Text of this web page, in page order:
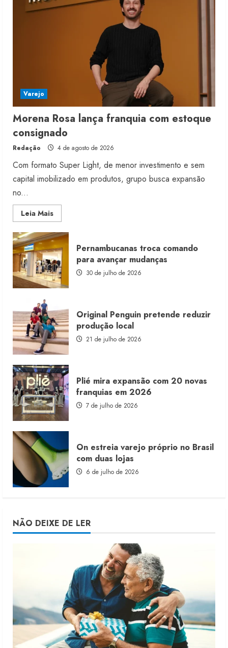
Varejo
Morena Rosa lança franquia com estoque
consignado
Redação 4 de agosto de 2026
Com formato Super Light, de menor investimento e sem
capital imobilizado em produtos, grupo busca expansão
no...
Leia MaisRead
more
Morena
Rosa
lança
franquia
com
estoque
consignado
Pernambucanas troca comando
para avançar mudanças
30 de julho de 2026
Original Penguin pretende reduzir
produção local
21 de julho de 2026
Plié mira expansão com 20 novas
franquias em 2026
7 de julho de 2026
On estreia varejo próprio no Brasil
com duas lojas
6 de julho de 2026
NÃO DEIXE DE LER